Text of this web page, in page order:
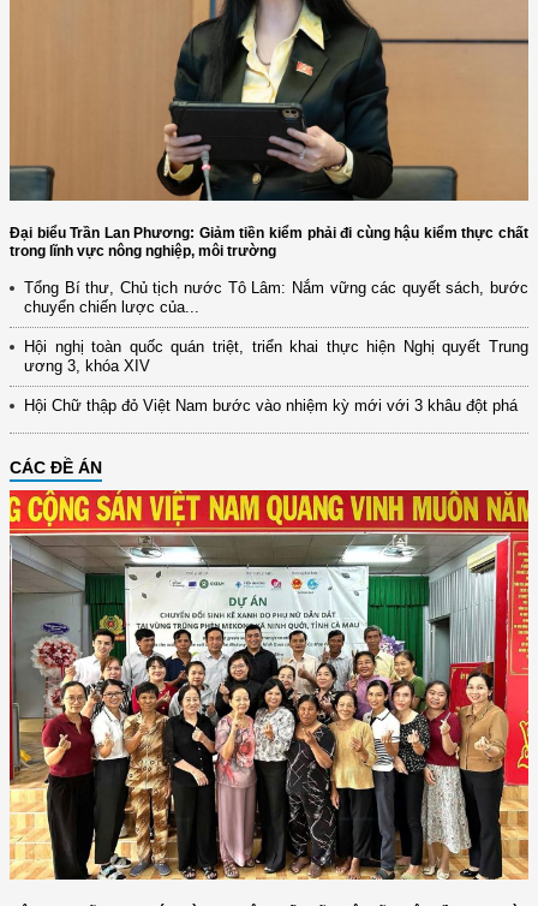
Đại biểu Trần Lan Phương: Giảm tiền kiểm phải đi cùng hậu kiểm thực chất
trong lĩnh vực nông nghiệp, môi trường
Tổng Bí thư, Chủ tịch nước Tô Lâm: Nắm vững các quyết sách, bước
chuyển chiến lược của...
Hội nghị toàn quốc quán triệt, triển khai thực hiện Nghị quyết Trung
ương 3, khóa XIV
Hội Chữ thập đỏ Việt Nam bước vào nhiệm kỳ mới với 3 khâu đột phá
CÁC ĐỀ ÁN